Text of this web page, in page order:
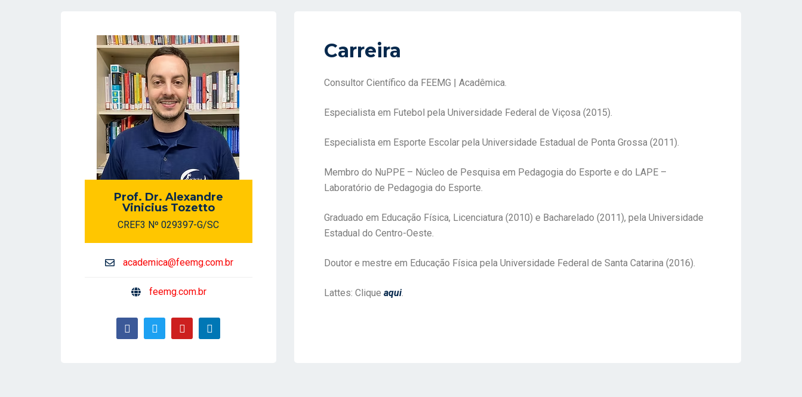
Prof. Dr. Alexandre
Vinicius Tozetto
CREF3 Nº 029397-G/SC
academica@feemg.com.br
feemg.com.br
Carreira
Consultor Científico da FEEMG | Acadêmica.
Especialista em Futebol pela Universidade Federal de Viçosa (2015).
Especialista em Esporte Escolar pela Universidade Estadual de Ponta Grossa (2011).
Membro do NuPPE – Núcleo de Pesquisa em Pedagogia do Esporte e do LAPE –
Laboratório de Pedagogia do Esporte.
Graduado em Educação Física, Licenciatura (2010) e Bacharelado (2011), pela Universidade
Estadual do Centro-Oeste.
Doutor e mestre em Educação Física pela Universidade Federal de Santa Catarina (2016).
Lattes: Clique aqui.